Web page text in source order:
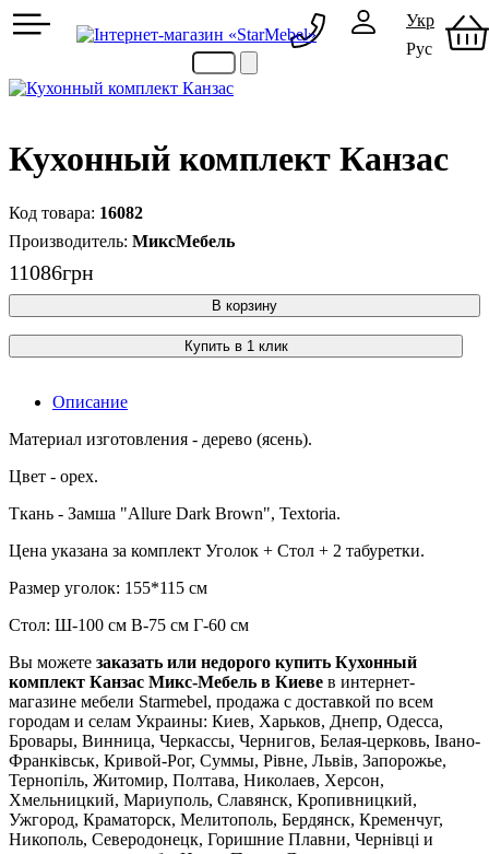
Кухонный комплект Канзас
16082
МиксМебель
11086грн
В корзину
Купить в 1 клик
Описание
Материал изготовления - дерево (ясень).
Цвет - орех.
Ткань - Замша "Allure Dark Brown", Textoria.
Цена указана за комплект Уголок + Стол + 2 табуретки.
Pазмер уголок: 155*115 см
Стол: Ш-100 см В-75 см Г-60 см
Вы можете заказать или недорого купить Кухонный
комплект Канзас Микс-Мебель в Киеве в интернет-
магазине мебели Starmebel, продажа с доставкой по всем
городам и селам Украины: Киев, Харьков, Днепр, Одесса,
Бровары, Винница, Черкассы, Чернигов, Белая-церковь, Івано-
Франківськ, Кривой-Рог, Суммы, Рівне, Львів, Запорожье,
Тернопіль, Житомир, Полтава, Николаев, Херсон,
Хмельницкий, Мариуполь, Славянск, Кропивницкий,
Ужгород, Краматорск, Мелитополь, Бердянск, Кременчуг,
Никополь, Северодонецк, Горишние Плавни, Чернівці и
Укр
Рус